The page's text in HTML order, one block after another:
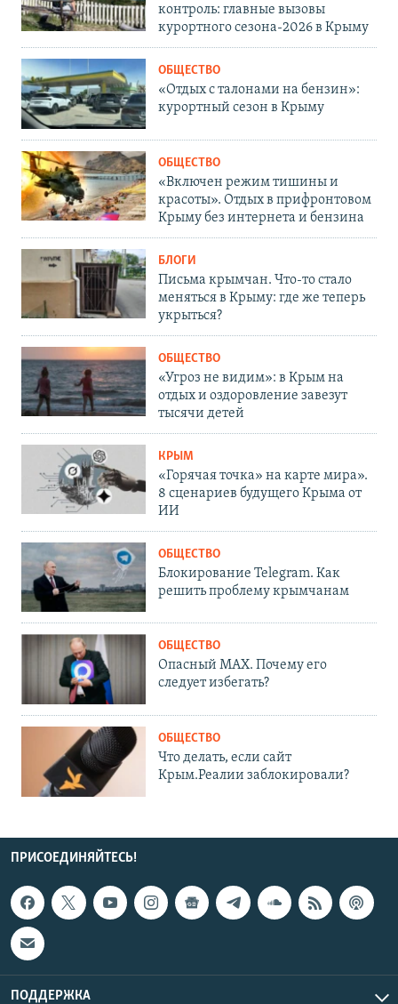
контроль: главные вызовы
курортного сезона-2026 в Крыму
ОБЩЕСТВО
«Отдых с талонами на бензин»:
курортный сезон в Крыму
ОБЩЕСТВО
«Включен режим тишины и
красоты». Отдых в прифронтовом
Крыму без интернета и бензина
БЛОГИ
Письма крымчан. Что-то стало
меняться в Крыму: где же теперь
укрыться?
ОБЩЕСТВО
«Угроз не видим»: в Крым на
отдых и оздоровление завезут
тысячи детей
КРЫМ
«Горячая точка» на карте мира».
8 сценариев будущего Крыма от
ИИ
ОБЩЕСТВО
Блокирование Telegram. Как
решить проблему крымчанам
ОБЩЕСТВО
Опасный MAX. Почему его
следует избегать?
ОБЩЕСТВО
Что делать, если сайт
Крым.Реалии заблокировали?
ПРИСОЕДИНЯЙТЕСЬ!
ПОДДЕРЖКА